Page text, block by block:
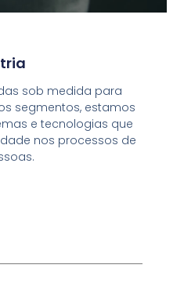
sob medida para
segmentos, estamos
e tecnologias que
nos processos de